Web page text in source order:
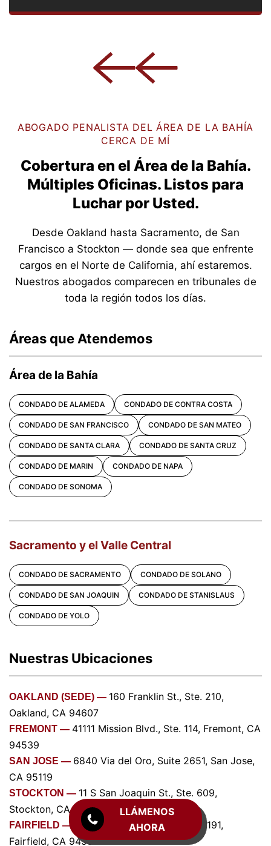
LLÁMENOS
AHORA
ABOGADO PENALISTA DEL ÁREA DE LA BAHÍA
CERCA DE MÍ
Cobertura en el Área de la Bahía.
Múltiples Oficinas. Listos para
Luchar por Usted.
Desde Oakland hasta Sacramento, de San
Francisco a Stockton — donde sea que enfrente
cargos en el Norte de California, ahí estaremos.
Nuestros abogados comparecen en tribunales de
toda la región todos los días.
Áreas que Atendemos
Área de la Bahía
CONDADO DE ALAMEDA CONDADO DE CONTRA COSTA
CONDADO DE SAN FRANCISCO CONDADO DE SAN MATEO
CONDADO DE SANTA CLARA CONDADO DE SANTA CRUZ
CONDADO DE MARIN CONDADO DE NAPA
CONDADO DE SONOMA
Sacramento y el Valle Central
CONDADO DE SACRAMENTO CONDADO DE SOLANO
CONDADO DE SAN JOAQUIN CONDADO DE STANISLAUS
CONDADO DE YOLO
Nuestras Ubicaciones
OAKLAND (SEDE) — 160 Franklin St., Ste. 210,
Oakland, CA 94607
FREMONT — 41111 Mission Blvd., Ste. 114, Fremont, CA
94539
SAN JOSE — 6840 Via del Oro, Suite 2651, San Jose,
CA 95119
STOCKTON — 11 S San Joaquin St., Ste. 609,
Stockton, CA 95202
FAIRFIELD —
490 Chadbourne Rd., Suite A191,
Fairfield, CA 94534